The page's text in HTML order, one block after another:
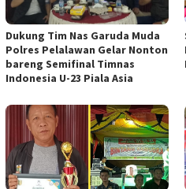
Dukung Tim Nas Garuda Muda
Polres Pelalawan Gelar Nonton
bareng Semifinal Timnas
Indonesia U-23 Piala Asia